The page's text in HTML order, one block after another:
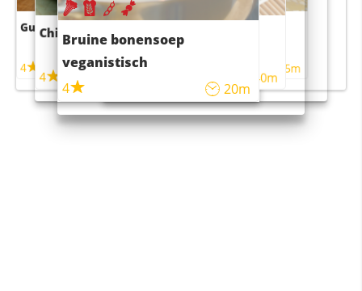
Guacamole
4
Chili con carne
4 45m
Bruine bonensoep
veganistisch
4
20m
Sushi rijstsalade
maaltijdsalade
40m
4 55m